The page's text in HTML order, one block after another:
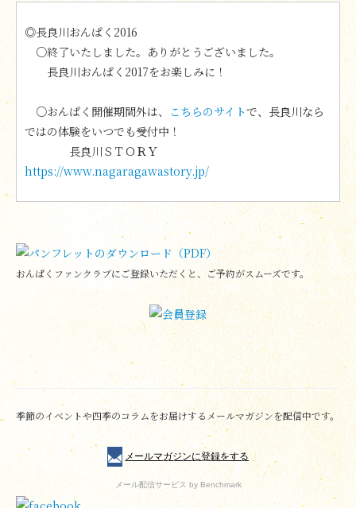
◎長良川おんぱく2016
○終了いたしました。ありがとうございました。
長良川おんぱく2017をお楽しみに！
○おんぱく開催期間外は、 こちらのサイトで、長良川なら
ではの体験をいつでも受付中！
長良川ＳＴＯＲＹ
https://www.nagaragawastory.jp/
おんぱくファンクラブにご登録いただくと、ご予約がスムーズです。
季節のイベントや四季のコラムをお届けするメールマガジンを配信中です。
メールマガジンに登録をする
メール配信サービスby Benchmark